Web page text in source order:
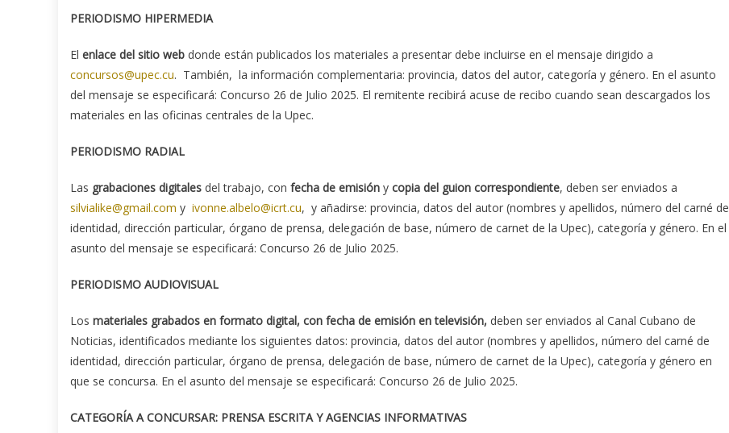
PERIODISMO HIPERMEDIA
El enlace del sitio web donde están publicados los materiales a presentar debe incluirse en el mensaje dirigido a
concursos@upec.cu. También, la información complementaria: provincia, datos del autor, categoría y género. En el asunto
del mensaje se especificará: Concurso 26 de Julio 2025. El remitente recibirá acuse de recibo cuando sean descargados los
materiales en las oficinas centrales de la Upec.
PERIODISMO RADIAL
Las grabaciones digitales del trabajo, con fecha de emisión y copia del guion correspondiente, deben ser enviados a
silvialike@gmail.com y ivonne.albelo@icrt.cu, y añadirse: provincia, datos del autor (nombres y apellidos, número del carné de
identidad, dirección particular, órgano de prensa, delegación de base, número de carnet de la Upec), categoría y género. En el
asunto del mensaje se especificará: Concurso 26 de Julio 2025.
PERIODISMO AUDIOVISUAL
Los materiales grabados en formato digital, con fecha de emisión en televisión, deben ser enviados al Canal Cubano de
Noticias, identificados mediante los siguientes datos: provincia, datos del autor (nombres y apellidos, número del carné de
identidad, dirección particular, órgano de prensa, delegación de base, número de carnet de la Upec), categoría y género en
que se concursa. En el asunto del mensaje se especificará: Concurso 26 de Julio 2025.
CATEGORÍA A CONCURSAR: PRENSA ESCRITA Y AGENCIAS INFORMATIVAS